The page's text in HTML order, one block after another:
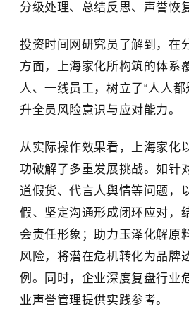
分级处理、总结反思、声誉恢
投资时间网研究员了解到，在
方面，上海家化所构筑的体系
人、一线员工，树立了“人人
升全员风险意识与应对能力。
从实际操作效果看，上海家化
功破解了多重发展挑战。如针
道假货、代言人舆情等问题，
假、坚定沟通形成闭环应对，
会责任形象；助力玉泽化解原
风险，将潜在危机转化为品牌
例。同时，企业深度复盘行业
业声誉管理提供实践参考。